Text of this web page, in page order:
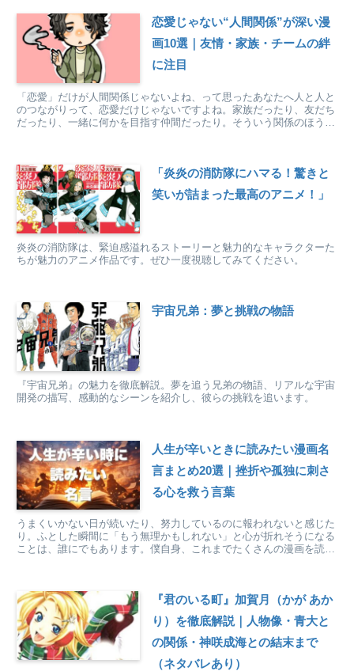
恋愛じゃない“人間関係”が深い漫
画10選｜友情・家族・チームの絆
に注目
「恋愛」だけが人間関係じゃないよね、って思ったあなたへ人と人と
のつながりって、恋愛だけじゃないですよね。家族だったり、友だち
だったり、一緒に何かを目指す仲間だったり。そういう関係のほう
「炎炎の消防隊にハマる！驚きと
笑いが詰まった最高のアニメ！」
炎炎の消防隊は、緊迫感溢れるストーリーと魅力的なキャラクターた
ちが魅力のアニメ作品です。ぜひ一度視聴してみてください。
宇宙兄弟：夢と挑戦の物語
『宇宙兄弟』の魅力を徹底解説。夢を追う兄弟の物語、リアルな宇宙
開発の描写、感動的なシーンを紹介し、彼らの挑戦を追います。
人生が辛いときに読みたい漫画名
言まとめ20選｜挫折や孤独に刺さ
る心を救う言葉
うまくいかない日が続いたり、努力しているのに報われないと感じた
り。ふとした瞬間に「もう無理かもしれない」と心が折れそうになる
ことは、誰にでもあります。僕自身、これまでたくさんの漫画を読ん
『君のいる町』加賀月（かが あか
り）を徹底解説｜人物像・青大と
の関係・神咲成海との結末まで
（ネタバレあり）